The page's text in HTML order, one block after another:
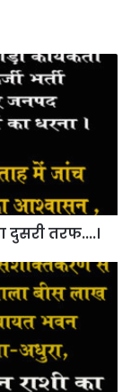
दुसरी तरफ....।